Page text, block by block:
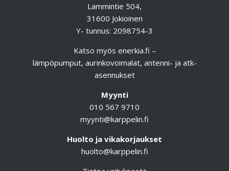
Lammintie 504,
31600 Jokioinen
Y- tunnus: 2098754-3
Katso myös enerkia.fi –
lämpöpumput, aurinkovoimalat, antenni- ja atk-
asennukset
Myynti
010 567 9710
myynti@karppelin.fi
Huolto ja vikakorjaukset
huolto@karppelin.fi